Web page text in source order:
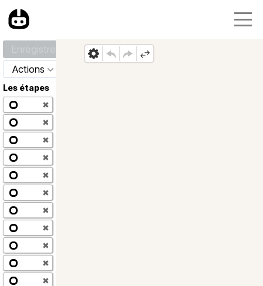
Actions
Les étapes
✖
✖
✖
✖
✖
✖
✖
✖
✖
✖
✖